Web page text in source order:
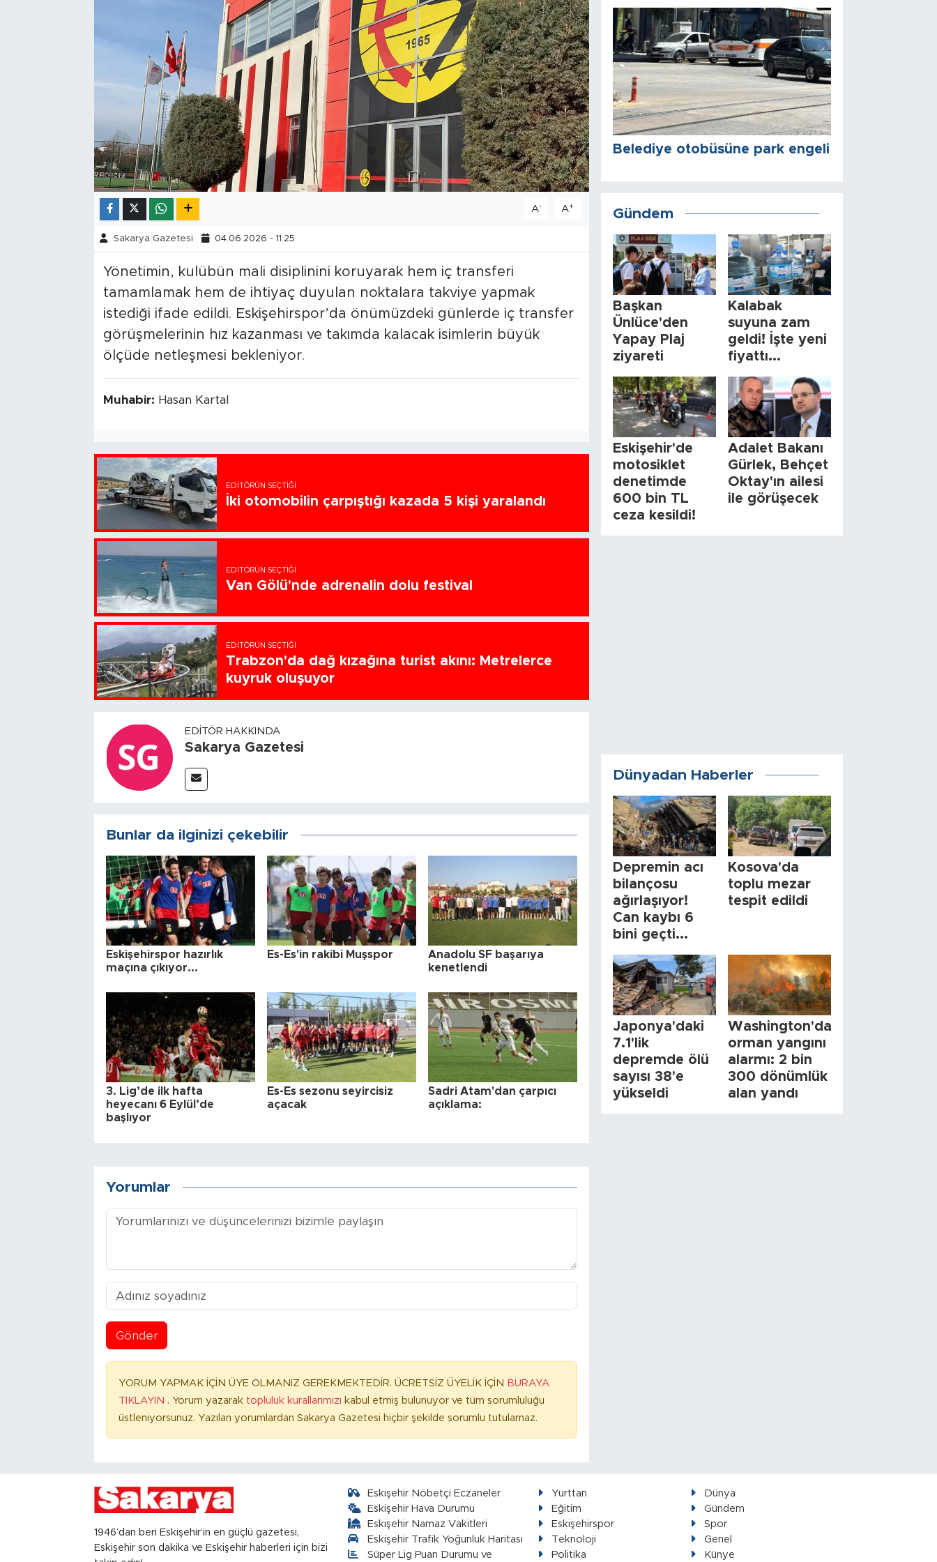
A- A+
Sakarya Gazetesi 04.06.2026 - 11:25
Yönetimin, kulübün mali disiplinini koruyarak hem iç transferi
tamamlamak hem de ihtiyaç duyulan noktalara takviye yapmak
istediği ifade edildi. Eskişehirspor’da önümüzdeki günlerde iç transfer
görüşmelerinin hız kazanması ve takımda kalacak isimlerin büyük
ölçüde netleşmesi bekleniyor.
Muhabir: Hasan Kartal
EDITÖRÜN SEÇTIĞI
İki otomobilin çarpıştığı kazada 5 kişi yaralandı
EDITÖRÜN SEÇTIĞI
Van Gölü'nde adrenalin dolu festival
EDITÖRÜN SEÇTIĞI
Trabzon'da dağ kızağına turist akını: Metrelerce
kuyruk oluşuyor
EDITÖR HAKKINDA
Sakarya Gazetesi
Bunlar da ilginizi çekebilir
Eskişehirspor hazırlık
maçına çıkıyor...
Es-Es'in rakibi Muşspor
Anadolu SF başarıya
kenetlendi
3. Lig’de ilk hafta
heyecanı 6 Eylül’de
başlıyor
Es-Es sezonu seyircisiz
açacak
Sadri Atam'dan çarpıcı
açıklama:
Yorumlar
Gönder
YORUM YAPMAK İÇİN ÜYE OLMANIZ GEREKMEKTEDİR. ÜCRETSİZ ÜYELİK İÇİN BURAYA
TIKLAYIN . Yorum yazarak topluluk kurallarımızı kabul etmiş bulunuyor ve tüm sorumluluğu
üstleniyorsunuz. Yazılan yorumlardan Sakarya Gazetesi hiçbir şekilde sorumlu tutulamaz.
Belediye otobüsüne park engeli
Gündem
Başkan
Ünlüce'den
Yapay Plaj
ziyareti
Kalabak
suyuna zam
geldi! İşte yeni
fiyattı...
Eskişehir'de
motosiklet
denetimde
600 bin TL
ceza kesildi!
Adalet Bakanı
Gürlek, Behçet
Oktay'ın ailesi
ile görüşecek
Dünyadan Haberler
Depremin acı
bilançosu
ağırlaşıyor!
Can kaybı 6
bini geçti...
Kosova'da
toplu mezar
tespit edildi
Japonya'daki
7.1'lik
depremde ölü
sayısı 38'e
yükseldi
Washington'da
orman yangını
alarmı: 2 bin
300 dönümlük
alan yandı
1946’dan beri Eskişehir’in en güçlü gazetesi,
Eskişehir son dakika ve Eskişehir haberleri için bizi
Eskişehir Nöbetçi Eczaneler
Eskişehir Hava Durumu
Eskişehir Namaz Vakitleri
Eskişehir Trafik Yoğunluk Haritası
Süper Lig Puan Durumu ve
Yurttan
Dünya
Eğitim
Gündem
Eskişehirspor
Spor
Teknoloji
Genel
Politika
Künye
Teknoloji